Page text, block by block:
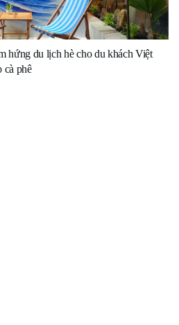
hứng du lịch hè cho du khách Việt
cà phê